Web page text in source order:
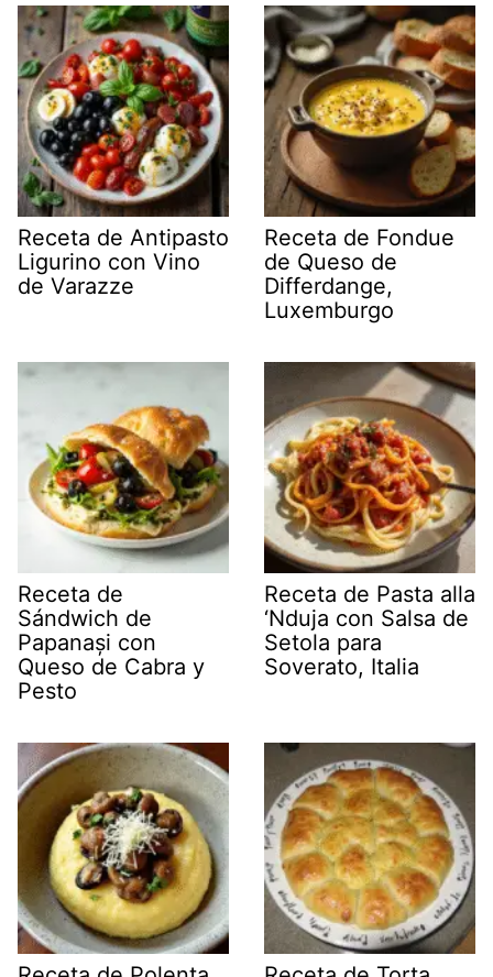
Receta de Antipasto
Ligurino con Vino
de Varazze
Receta de Fondue
de Queso de
Differdange,
Luxemburgo
Receta de
Sándwich de
Papanași con
Queso de Cabra y
Pesto
Receta de Pasta alla
‘Nduja con Salsa de
Setola para
Soverato, Italia